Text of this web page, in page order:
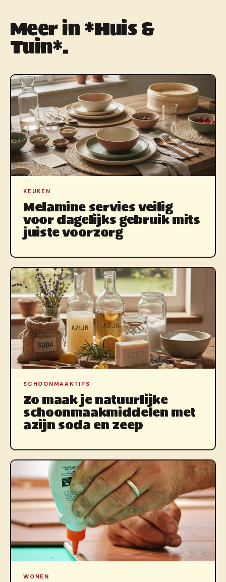
Meer in *Huis &
Tuin*.
KEUKEN
Melamine servies veilig
voor dagelijks gebruik mits
juiste voorzorg
SCHOONMAAKTIPS
Zo maak je natuurlijke
schoonmaakmiddelen met
azijn soda en zeep
WONEN